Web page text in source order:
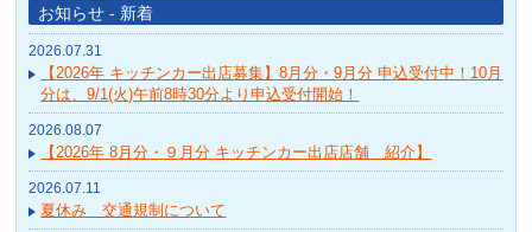
お知らせ - 新着
2026.07.31
【2026年 キッチンカー出店募集】8月分・9月分 申込受付中！10月
分は、9/1(火)午前8時30分より申込受付開始！
2026.08.07
【2026年 8月分・９月分 キッチンカー出店店舗 紹介】
2026.07.11
夏休み 交通規制について